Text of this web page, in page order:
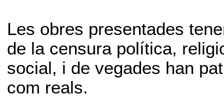
Les obres presentades
de la censura política,
social, i de vegades han
com reals.